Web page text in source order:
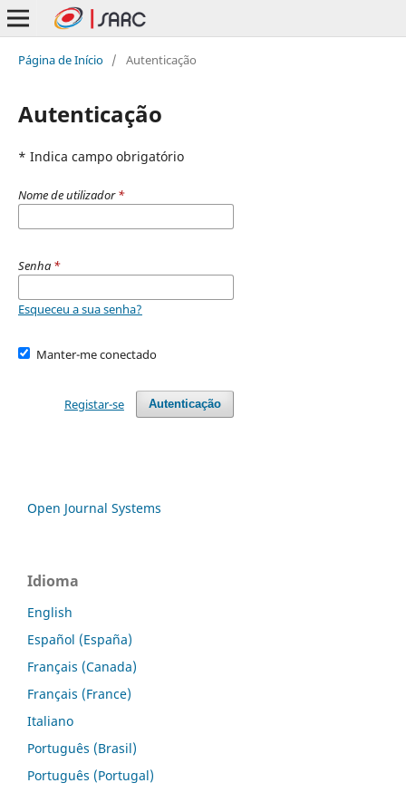
Página de Início / Autenticação
Autenticação
* Indica campo obrigatório
Nome de utilizador*
Senha *
Esqueceu a sua senha?
Manter-me conectado
Autenticação
Registar-se
Open Journal Systems
Idioma
English
Español (España)
Français (Canada)
Français (France)
Italiano
Português (Brasil)
Português (Portugal)